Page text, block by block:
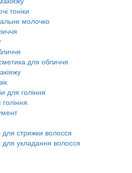
тоніки
молочко
для обличчя
для гоління
гоління
для стрижки волосся
для укладання волосся